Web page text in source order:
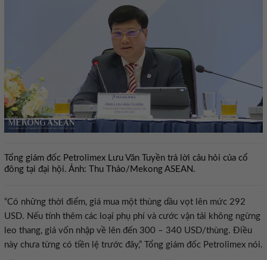
Tổng giám đốc Petrolimex Lưu Văn Tuyền trả lời câu hỏi của cổ
đông tại đại hội. Ảnh: Thu Thảo/Mekong ASEAN.
“Có những thời điểm, giá mua một thùng dầu vọt lên mức 292
USD. Nếu tính thêm các loại phụ phí và cước vận tải không ngừng
leo thang, giá vốn nhập về lên đến 300 – 340 USD/thùng. Điều
này chưa từng có tiền lệ trước đây,” Tổng giám đốc Petrolimex nói.